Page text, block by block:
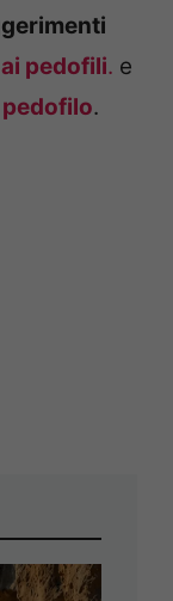
pedofili. e
pedofilo.